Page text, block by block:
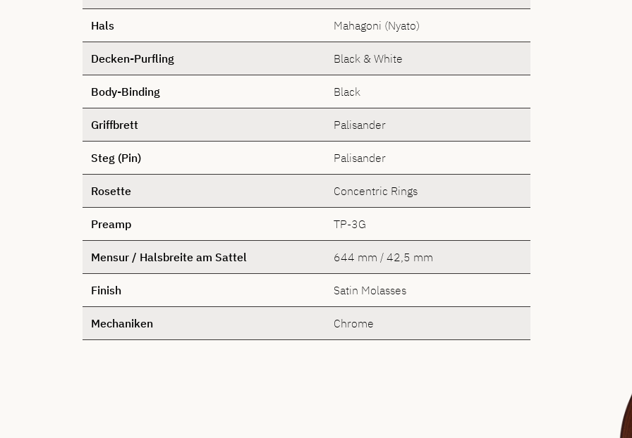
Hals Mahagoni (Nyato)
Decken-Purfling Black & White
Body-Binding Black
Griffbrett Palisander
Steg (Pin) Palisander
Rosette Concentric Rings
Preamp TP-3G
Mensur / Halsbreite am Sattel 644 mm / 42,5 mm
Finish Satin Molasses
Mechaniken Chrome